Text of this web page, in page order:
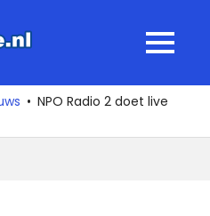
MENU
NPO Radio 2 doet live